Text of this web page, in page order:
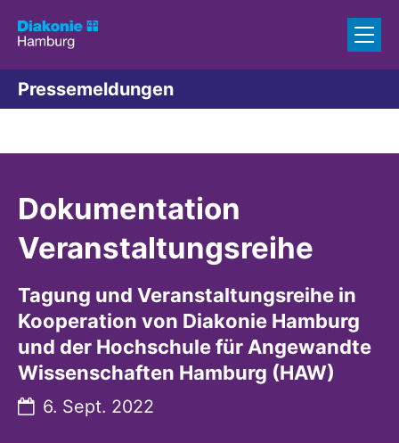
Pressemeldungen
Dokumentation
Veranstaltungsreihe
Tagung und Veranstaltungsreihe in
Kooperation von Diakonie Hamburg
und der Hochschule für Angewandte
Wissenschaften Hamburg (HAW)
Datum:6. Sept. 2022